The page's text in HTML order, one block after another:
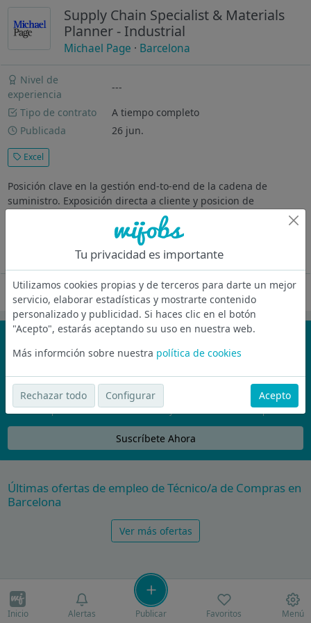
Supply Chain Specialist & Materials
Planner - Industrial
Michael Page · Barcelona
Nivel de
experiencia
---
Tipo de contrato
A tiempo completo
Publicada
26 jun.
Excel
Posición clave en la gestión end-to-end de la cadena de
suministro. Exposición directa a cliente y posicion de
responsabilidad en Supply Chain ¿Dónde vas a trabajar?
Compañía industrial multinacional, con fuerte presencia en su
Oferta desactivada
¡No te pierdas nada!
Únete a la comunidad de wijobs y recibe por email las mejores
ofertas de empleo
Nunca compartiremos tu email con nadie y no te vamos a enviar spam
Suscríbete Ahora
Últimas ofertas de empleo de Técnico/a de Compras en
Barcelona
Ver más ofertas
Inicio Alertas Publicar Favoritos Menú
Tu privacidad es importante
Utilizamos cookies propias y de terceros para darte un mejor
servicio, elaborar estadísticas y mostrarte contenido
personalizado y publicidad. Si haces clic en el botón
"Acepto", estarás aceptando su uso en nuestra web.
Más informción sobre nuestra política de cookies
Rechazar todo Configurar Acepto